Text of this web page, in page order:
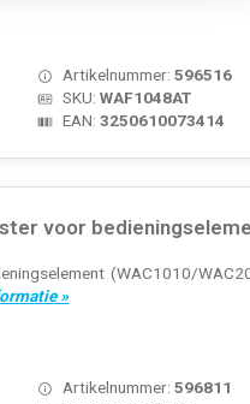
Artikelnummer:596516
SKU:WAF1048AT
EAN:3250610073414
voor
(WAC1010/
»
Artikelnummer:596811